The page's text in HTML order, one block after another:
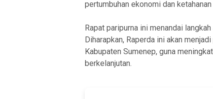
pertumbuhan ekonomi dan
Rapat paripurna ini menandai
Diharapkan, Raperda ini akan
Kabupaten Sumenep, guna
berkelanjutan.